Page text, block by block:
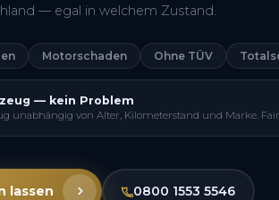
— egal in welchem Zustand.
Motorschaden Ohne TÜV
— kein Problem
unabhängig von Alter, Kilometerstand und Marke.
lassen 0800 1553 5546